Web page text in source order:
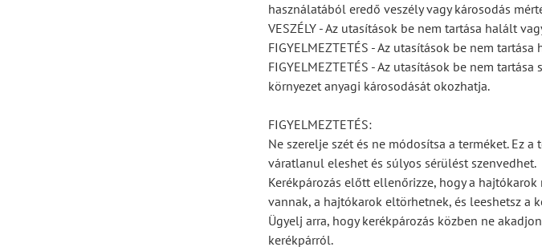
használatából eredő veszély vagy károsodás
VESZÉLY - Az utasítások be nem tartása halált
FIGYELMEZTETÉS - Az utasítások be nem
FIGYELMEZTETÉS - Az utasítások be nem
környezet anyagi károsodását okozhatja.
FIGYELMEZTETÉS:
Ne szerelje szét és ne módosítsa a terméket. Ez
váratlanul eleshet és súlyos sérülést szenvedhet.
Kerékpározás előtt ellenőrizze, hogy a
vannak, a hajtókarok eltörhetnek, és leeshetsz a
Ügyelj arra, hogy kerékpározás közben ne
kerékpárról.